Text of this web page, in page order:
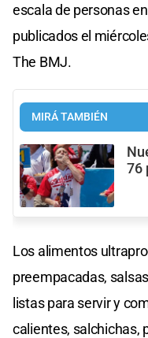
escala de personas
publicados el
The BMJ.
MIRÁ TAMBIÉN
76
Los alimentos
preempacadas,
listas para servir y
calientes, salchichas,